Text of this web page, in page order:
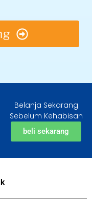
Belanja Sekarang
Sebelum Kehabisan
beli sekarang